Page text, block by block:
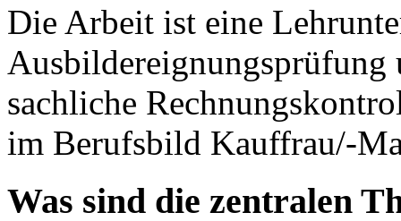
Die Arbeit ist eine
Ausbildereignungsprüfung
sachliche
im Berufsbild Kauffrau/-
Was sind die zentralen